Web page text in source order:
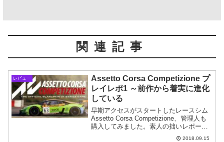
関連記事
レビュー
Assetto Corsa Competizione プ
レイレポ1 ～前作から着実に進化
している
早期アクセスがスタートしたレースシム
Assetto Corsa Competizione、管理人も
購入してみました。素人の拙いレポート
ですが感想を紹介してみたいと思いま
2018.09.15